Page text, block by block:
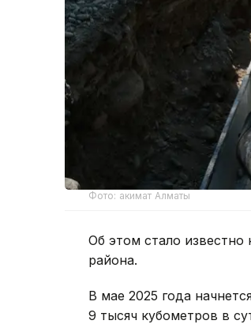
Фото: акимат Алматы
Об этом стало известно
района.
В мае 2025 года
9 тысяч кубометров в